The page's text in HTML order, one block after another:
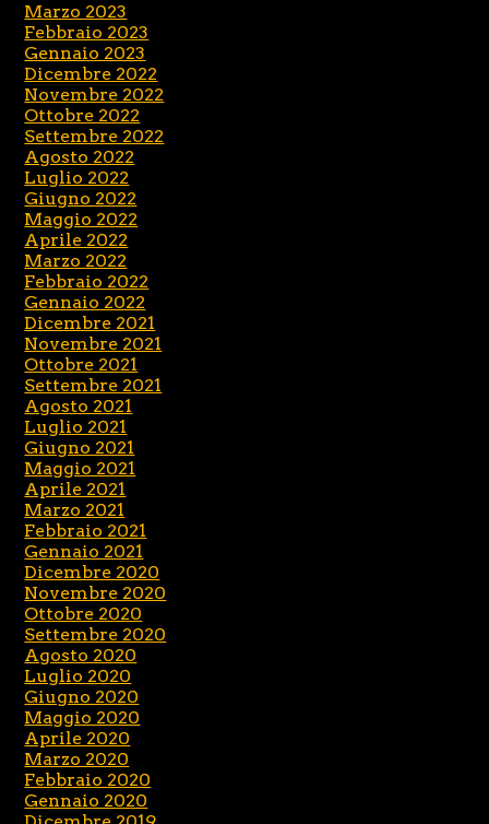
Marzo 2023
Febbraio 2023
Gennaio 2023
Dicembre 2022
Novembre 2022
Ottobre 2022
Settembre 2022
Agosto 2022
Luglio 2022
Giugno 2022
Maggio 2022
Aprile 2022
Marzo 2022
Febbraio 2022
Gennaio 2022
Dicembre 2021
Novembre 2021
Ottobre 2021
Settembre 2021
Agosto 2021
Luglio 2021
Giugno 2021
Maggio 2021
Aprile 2021
Marzo 2021
Febbraio 2021
Gennaio 2021
Dicembre 2020
Novembre 2020
Ottobre 2020
Settembre 2020
Agosto 2020
Luglio 2020
Giugno 2020
Maggio 2020
Aprile 2020
Marzo 2020
Febbraio 2020
Gennaio 2020